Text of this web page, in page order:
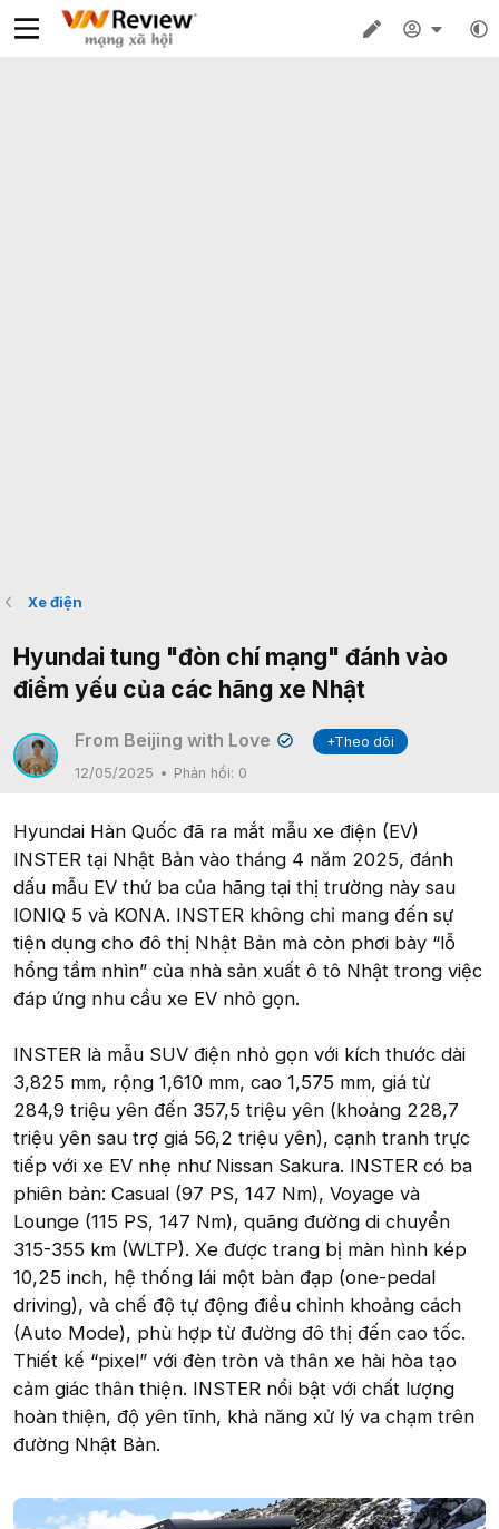
Xe điện
Hyundai tung "đòn chí mạng" đánh vào
điểm yếu của các hãng xe Nhật
From Beijing with Love ✔
+Theo dõi
12/05/2025
Phản hồi: 0
Hyundai Hàn Quốc đã ra mắt mẫu xe điện (EV)
INSTER tại Nhật Bản vào tháng 4 năm 2025, đánh
dấu mẫu EV thứ ba của hãng tại thị trường này sau
IONIQ 5 và KONA. INSTER không chỉ mang đến sự
tiện dụng cho đô thị Nhật Bản mà còn phơi bày “lỗ
hổng tầm nhìn” của nhà sản xuất ô tô Nhật trong việc
đáp ứng nhu cầu xe EV nhỏ gọn.
INSTER là mẫu SUV điện nhỏ gọn với kích thước dài
3,825 mm, rộng 1,610 mm, cao 1,575 mm, giá từ
284,9 triệu yên đến 357,5 triệu yên (khoảng 228,7
triệu yên sau trợ giá 56,2 triệu yên), cạnh tranh trực
tiếp với xe EV nhẹ như Nissan Sakura. INSTER có ba
phiên bản: Casual (97 PS, 147 Nm), Voyage và
Lounge (115 PS, 147 Nm), quãng đường di chuyển
315-355 km (WLTP). Xe được trang bị màn hình kép
10,25 inch, hệ thống lái một bàn đạp (one-pedal
driving), và chế độ tự động điều chỉnh khoảng cách
(Auto Mode), phù hợp từ đường đô thị đến cao tốc.
Thiết kế “pixel” với đèn tròn và thân xe hài hòa tạo
cảm giác thân thiện. INSTER nổi bật với chất lượng
hoàn thiện, độ yên tĩnh, khả năng xử lý va chạm trên
đường Nhật Bản.